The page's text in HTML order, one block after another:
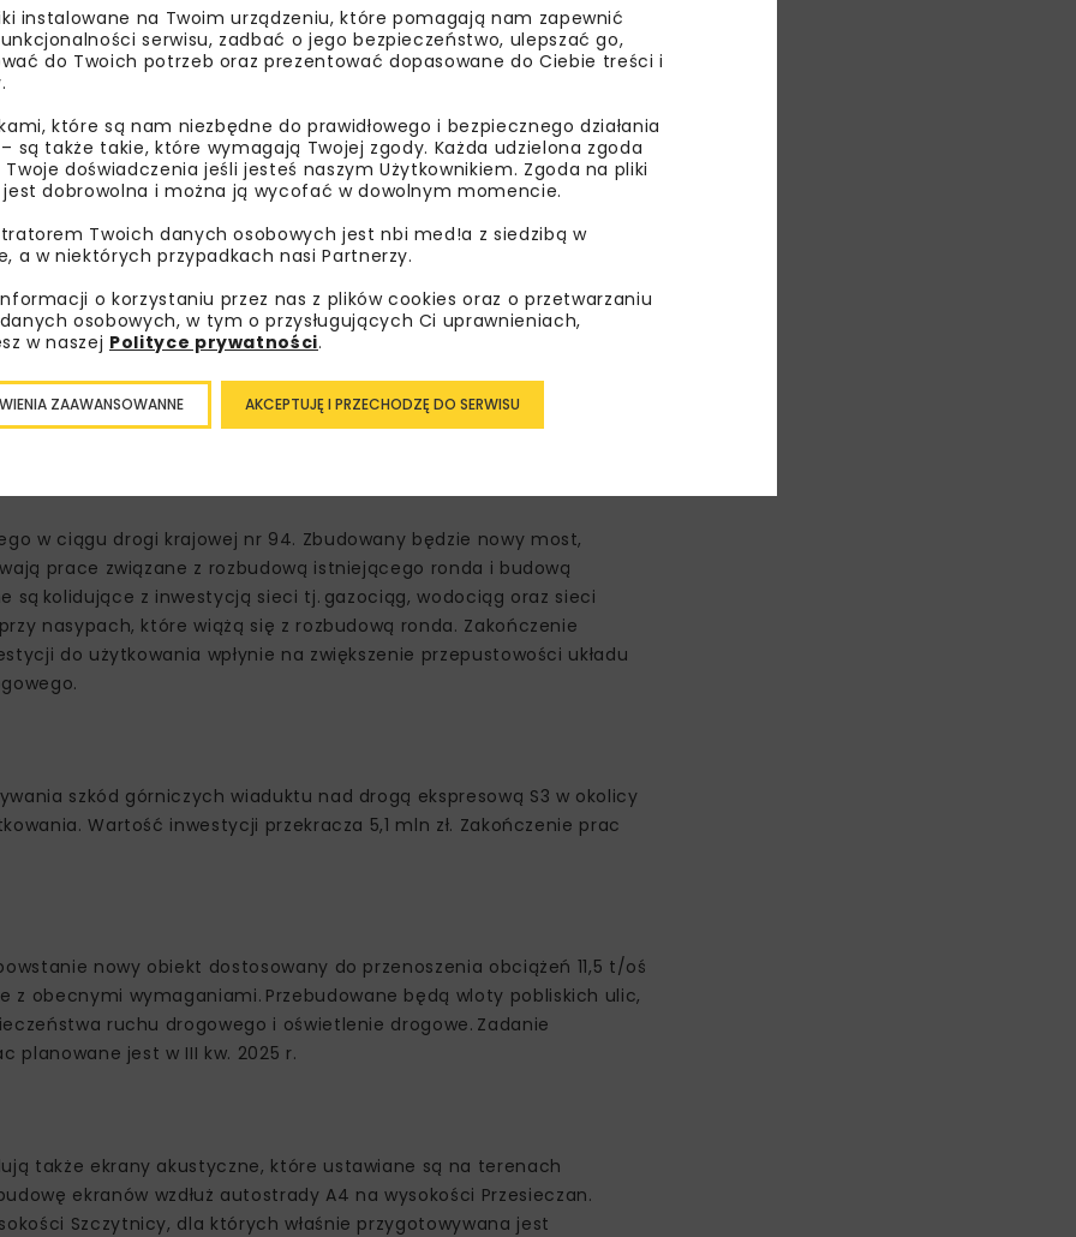
finansowania przebudowy dróg krajowych w ramach PBID jest
w ciągu drogi krajowej nr 94. Zbudowany będzie nowy most,
prace związane z rozbudową istniejącego ronda i budową
są kolidujące z inwestycją sieci tj. gazociąg, wodociąg oraz sieci
nasypach, które wiążą się z rozbudową ronda. Zakończenie
do użytkowania wpłynie na zwiększenie przepustowości układu
szkód górniczych wiaduktu nad drogą ekspresową S3 w okolicy
Wartość inwestycji przekracza 5,1 mln zł. Zakończenie prac
nowy obiekt dostosowany do przenoszenia obciążeń 11,5 t/oś
obecnymi wymaganiami. Przebudowane będą wloty pobliskich ulic,
ruchu drogowego i oświetlenie drogowe. Zadanie
planowane jest w III kw. 2025 r.
także ekrany akustyczne, które ustawiane są na terenach
ekranów wzdłuż autostrady A4 na wysokości Przesieczan.
Szczytnicy, dla których właśnie przygotowywana jest
instalowane na Twoim urządzeniu, które pomagają nam zapewnić
serwisu, zadbać o jego bezpieczeństwo, ulepszać go,
do Twoich potrzeb oraz prezentować dopasowane do Ciebie treści i
które są nam niezbędne do prawidłowego i bezpiecznego działania
są także takie, które wymagają Twojej zgody. Każda udzielona zgoda
doświadczenia jeśli jesteś naszym Użytkownikiem. Zgoda na pliki
dobrowolna i można ją wycofać w dowolnym momencie.
Twoich danych osobowych jest nbi med!a z siedzibą w
a w niektórych przypadkach nasi Partnerzy.
o korzystaniu przez nas z plików cookies oraz o przetwarzaniu
osobowych, w tym o przysługujących Ci uprawnieniach,
w naszej Polityce prywatności.
AKCEPTUJĘ I PRZECHODZĘ DO SERWISU
ZAAWANSOWANNE